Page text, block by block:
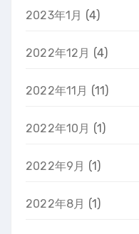
2023年1月 (4)
2022年12月 (4)
2022年11月 (11)
2022年10月 (1)
2022年9月 (1)
2022年8月 (1)